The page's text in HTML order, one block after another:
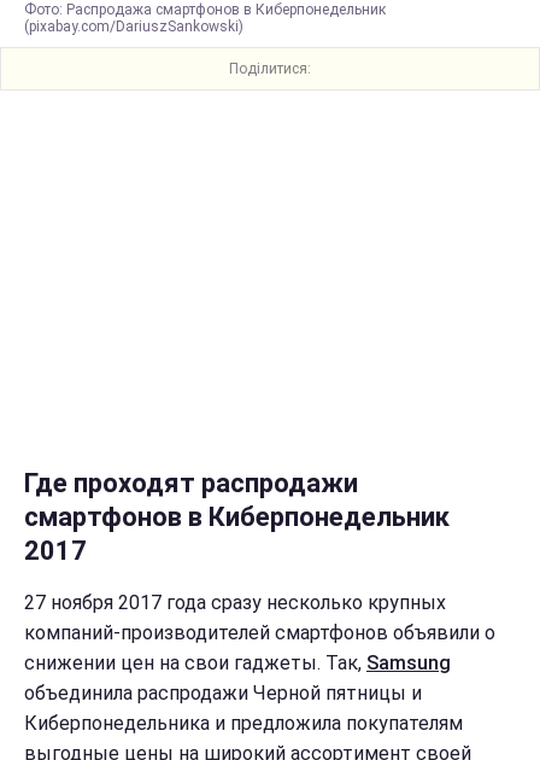
Фото: Распродажа смартфонов в Киберпонедельник
(pixabay.com/DariuszSankowski)
Поділитися:
Где проходят распродажи
смартфонов в Киберпонедельник
2017
27 ноября 2017 года сразу несколько крупных
компаний-производителей смартфонов объявили о
снижении цен на свои гаджеты. Так, Samsung
объединила распродажи Черной пятницы и
Киберпонедельника и предложила покупателям
выгодные цены на широкий ассортимент своей